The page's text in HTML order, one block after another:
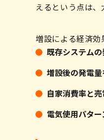
えるという点は、
増設による経済効
既存システム
増設後の発電
自家消費率と
電気使用パタ